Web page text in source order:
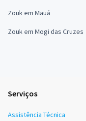
Zouk em Mauá
Zouk em Mogi das Cruzes
Serviços
Assistência Técnica